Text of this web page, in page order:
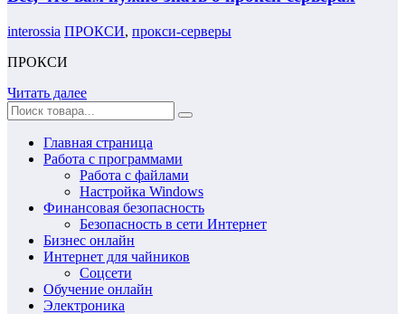
interossia ПРОКСИ, прокси-серверы
ПРОКСИ
Читать далее
Главная страница
Работа с программами
Работа с файлами
Настройка Windows
Финансовая безопасность
Безопасность в сети Интернет
Бизнес онлайн
Интернет для чайников
Соцсети
Обучение онлайн
Электроника